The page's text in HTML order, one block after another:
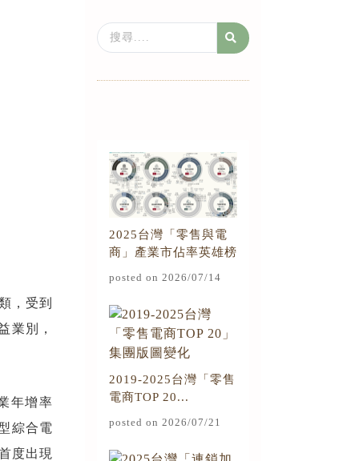
，受到
業別，
年增率
綜合電
度出現
Search
...
2025台灣「零售與電
商」產業市佔率英雄榜
posted on 2026/07/14
2019-2025台灣「零售
電商TOP 20...
posted on 2026/07/21